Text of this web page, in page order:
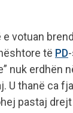
e votuan
të PD
nuk erdhën
U thanë ca
pastaj